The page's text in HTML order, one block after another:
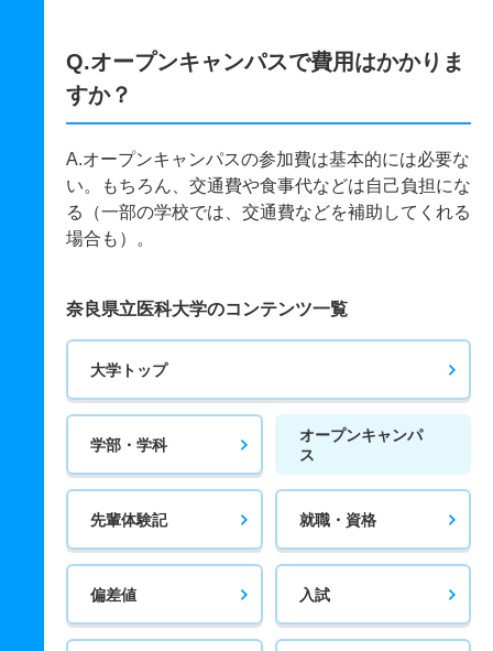
Q.オープンキャンパスで費用はかかりま
すか？
A.オープンキャンパスの参加費は基本的には必要な
い。もちろん、交通費や食事代などは自己負担にな
る（一部の学校では、交通費などを補助してくれる
場合も）。
奈良県立医科大学のコンテンツ一覧
大学トップ
学部・学科
オープンキャンパ
ス
先輩体験記 就職・資格
偏差値 入試